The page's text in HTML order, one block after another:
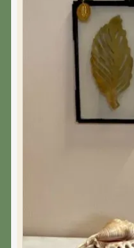
Blog & Hygge